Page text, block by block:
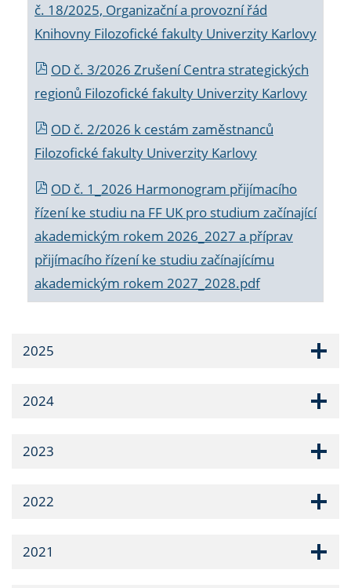
č. 18/2025, Organizační a provozní řád
Knihovny Filozofické fakulty Univerzity Karlovy
OD č. 3/2026 Zrušení Centra strategických
regionů Filozofické fakulty Univerzity Karlovy
OD č. 2/2026 k cestám zaměstnanců
Filozofické fakulty Univerzity Karlovy
OD č. 1_2026 Harmonogram přijímacího
řízení ke studiu na FF UK pro studium začínající
akademickým rokem 2026_2027 a příprav
přijímacího řízení ke studiu začínajícímu
akademickým rokem 2027_2028.pdf
2025
2024
2023
2022
2021